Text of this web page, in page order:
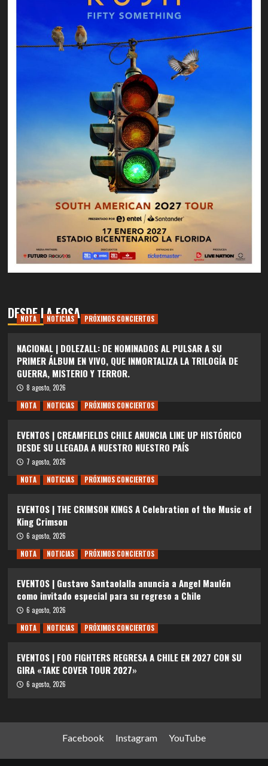
DESDE LA FOSA
NOTA NOTICIAS PRÓXIMOS CONCIERTOS
NACIONAL | DOLEZALL: DE NOMINADOS AL PULSAR A SU
PRIMER ÁLBUM EN VIVO, QUE INMORTALIZA LA TRILOGÍA DE
GUERRA, MISTERIO Y TERROR.
8 agosto, 2026
NOTA
NOTICIAS PRÓXIMOS CONCIERTOS
EVENTOS | CREAMFIELDS CHILE ANUNCIA LINE UP HISTÓRICO
DESDE SU LLEGADA A NUESTRO NUESTRO PAÍS
7 agosto, 2026
NOTA
NOTICIAS PRÓXIMOS CONCIERTOS
EVENTOS | THE CRIMSON KINGS A Celebration of the Music of
King Crimson
6 agosto, 2026
NOTA
NOTICIAS PRÓXIMOS CONCIERTOS
EVENTOS | Gustavo Santaolalla anuncia a Angel Maulén
como invitado especial para su regreso a Chile
6 agosto, 2026
NOTA
NOTICIAS PRÓXIMOS CONCIERTOS
EVENTOS | FOO FIGHTERS REGRESA A CHILE EN 2027 CON SU
GIRA «TAKE COVER TOUR 2027»
6 agosto, 2026
Facebook Instagram YouTube